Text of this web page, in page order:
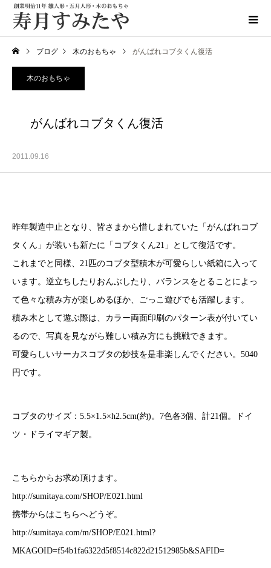
ブログ 木のおもちゃ がんばれコブタくん復活
木のおもちゃ
がんばれコブタくん復活
2011.09.16
昨年製造中止となり、皆さまから惜しまれていた「がんばれコブ
タくん」が装いも新たに「コブタくん21」として復活です。
これまでと同様、21匹のコブタ型積木が可愛らしい紙箱に入って
います。逆立ちしたりおんぶしたり、バランスをとることによっ
て色々な積み方が楽しめるほか、ごっこ遊びでも活躍します。
積み木として遊ぶ際は、カラー両面印刷のパターン表が付いてい
るので、写真を見ながら難しい積み方にも挑戦できます。
可愛らしいサーカスコブタの妙技を是非楽しんでください。5040
円です。
コブタのサイズ：5.5×1.5×h2.5cm(約)。7色各3個、計21個。ドイ
ツ・ドライマギア製。
こちらからお求め頂けます。
http://sumitaya.com/SHOP/E021.html
携帯からはこちらへどうぞ。
http://sumitaya.com/m/SHOP/E021.html?
MKAGOID=f54b1fa6322d5f8514c822d21512985b&SAFID=